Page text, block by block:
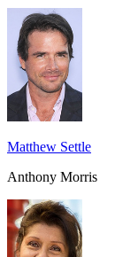
Matthew Settle
Anthony Morris